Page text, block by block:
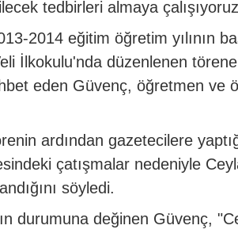
tedbirleri almaya
2014 eğitim öğretim yılının
İlkokulu'nda düzenlenen
eden Güvenç, öğretmen ve
ardından gazetecilere
çatışmalar nedeniyle
söyledi.
durumuna değinen Güvenç,